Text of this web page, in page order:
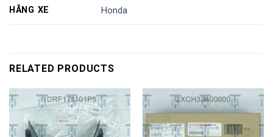
HÃNG XE Honda
RELATED PRODUCTS